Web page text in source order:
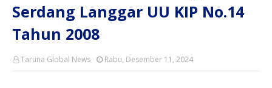
Serdang Langgar UU KIP No.14
Tahun 2008
Taruna Global News Rabu, Desember 11, 2024